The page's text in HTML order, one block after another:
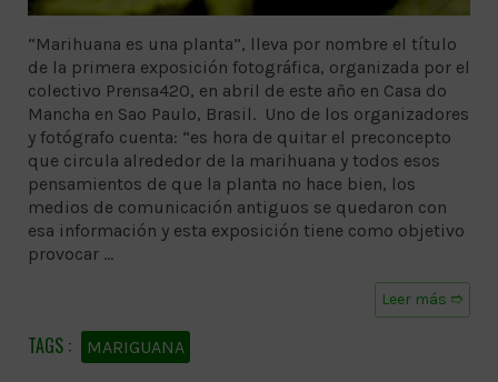
“Marihuana es una planta”, lleva por nombre el título
de la primera exposición fotográfica, organizada por el
colectivo Prensa420, en abril de este año en Casa do
Mancha en Sao Paulo, Brasil. Uno de los organizadores
y fotógrafo cuenta: “es hora de quitar el preconcepto
que circula alrededor de la marihuana y todos esos
pensamientos de que la planta no hace bien, los
medios de comunicación antiguos se quedaron con
esa información y esta exposición tiene como objetivo
provocar …
Leer más ➱
MARIGUANA